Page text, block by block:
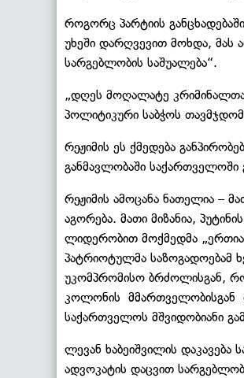
როგორც პარტიის
უხეში დარღვევით მოხდა, მას
სარგებლობის საშუალება“.
„დღეს მოღალატე
პოლიტიკური საბჭოს
რეჟიმის ეს ქმედება
განმავლობაში
რეჟიმის ამოცანა ნათელია –
აგორება. მათი მიზანია,
ლიდერობით მოქმედმა
პატრიოტულმა საზოგადოებამ
უკომპრომისო ბრძოლისგან,
კოლონის მმართველობისგან
საქართველოს მშვიდობიანი
ლევან ხაბეიშვილის
ადვოკატის დაცვით